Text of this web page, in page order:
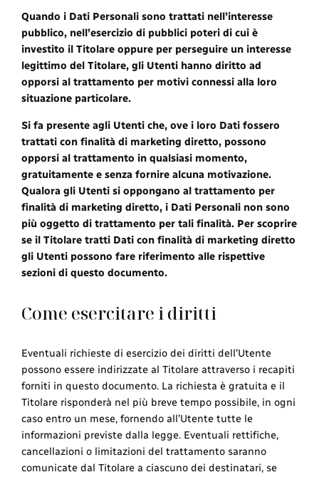
Quando i Dati Personali sono trattati nell’interesse
pubblico, nell’esercizio di pubblici poteri di cui è
investito il Titolare oppure per perseguire un interesse
legittimo del Titolare, gli Utenti hanno diritto ad
opporsi al trattamento per motivi connessi alla loro
situazione particolare.
Si fa presente agli Utenti che, ove i loro Dati fossero
trattati con finalità di marketing diretto, possono
opporsi al trattamento in qualsiasi momento,
gratuitamente e senza fornire alcuna motivazione.
Qualora gli Utenti si oppongano al trattamento per
finalità di marketing diretto, i Dati Personali non sono
più oggetto di trattamento per tali finalità. Per scoprire
se il Titolare tratti Dati con finalità di marketing diretto
gli Utenti possono fare riferimento alle rispettive
sezioni di questo documento.
Come esercitare i diritti
Eventuali richieste di esercizio dei diritti dell’Utente
possono essere indirizzate al Titolare attraverso i recapiti
forniti in questo documento. La richiesta è gratuita e il
Titolare risponderà nel più breve tempo possibile, in ogni
caso entro un mese, fornendo all’Utente tutte le
informazioni previste dalla legge. Eventuali rettifiche,
cancellazioni o limitazioni del trattamento saranno
comunicate dal Titolare a ciascuno dei destinatari, se